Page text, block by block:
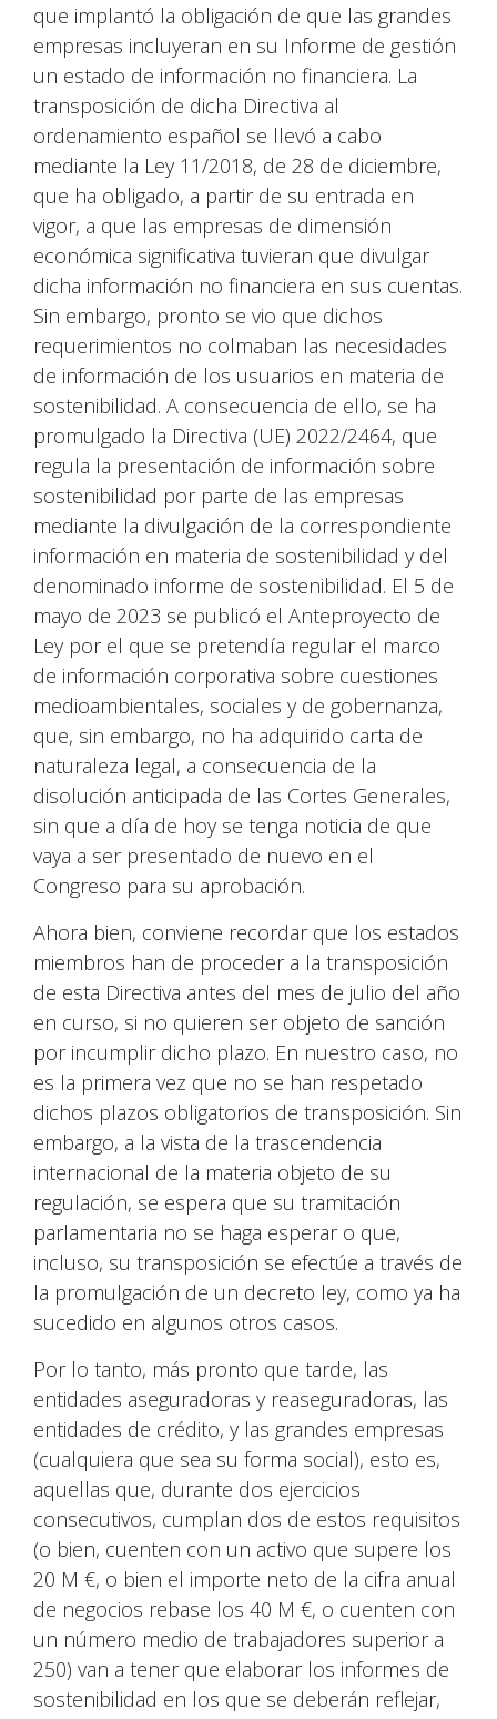
que implantó la obligación de que las grandes
empresas incluyeran en su Informe de gestión
un estado de información no financiera. La
transposición de dicha Directiva al
ordenamiento español se llevó a cabo
mediante la Ley 11/2018, de 28 de diciembre,
que ha obligado, a partir de su entrada en
vigor, a que las empresas de dimensión
económica significativa tuvieran que divulgar
dicha información no financiera en sus cuentas.
Sin embargo, pronto se vio que dichos
requerimientos no colmaban las necesidades
de información de los usuarios en materia de
sostenibilidad. A consecuencia de ello, se ha
promulgado la Directiva (UE) 2022/2464, que
regula la presentación de información sobre
sostenibilidad por parte de las empresas
mediante la divulgación de la correspondiente
información en materia de sostenibilidad y del
denominado informe de sostenibilidad. El 5 de
mayo de 2023 se publicó el Anteproyecto de
Ley por el que se pretendía regular el marco
de información corporativa sobre cuestiones
medioambientales, sociales y de gobernanza,
que, sin embargo, no ha adquirido carta de
naturaleza legal, a consecuencia de la
disolución anticipada de las Cortes Generales,
sin que a día de hoy se tenga noticia de que
vaya a ser presentado de nuevo en el
Congreso para su aprobación.
Ahora bien, conviene recordar que los estados
miembros han de proceder a la transposición
de esta Directiva antes del mes de julio del año
en curso, si no quieren ser objeto de sanción
por incumplir dicho plazo. En nuestro caso, no
es la primera vez que no se han respetado
dichos plazos obligatorios de transposición. Sin
embargo, a la vista de la trascendencia
internacional de la materia objeto de su
regulación, se espera que su tramitación
parlamentaria no se haga esperar o que,
incluso, su transposición se efectúe a través de
la promulgación de un decreto ley, como ya ha
sucedido en algunos otros casos.
Por lo tanto, más pronto que tarde, las
entidades aseguradoras y reaseguradoras, las
entidades de crédito, y las grandes empresas
(cualquiera que sea su forma social), esto es,
aquellas que, durante dos ejercicios
consecutivos, cumplan dos de estos requisitos
(o bien, cuenten con un activo que supere los
20 M €, o bien el importe neto de la cifra anual
de negocios rebase los 40 M €, o cuenten con
un número medio de trabajadores superior a
250) van a tener que elaborar los informes de
sostenibilidad en los que se deberán reflejar,